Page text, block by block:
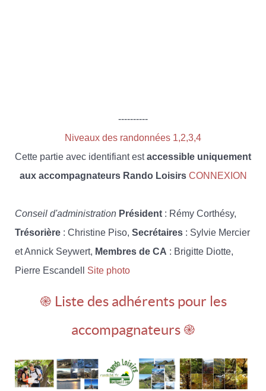
----------
Niveaux des randonnées 1,2,3,4
Cette partie avec identifiant estaccessible uniquement
aux accompagnateurs Rando Loisirs CONNEXION
Conseil d'administration Président : Rémy Corthésy,
Trésorière : Christine Piso, Secrétaires : Sylvie Mercier
et Annick Seywert, Membres de CA : Brigitte Diotte,
Pierre Escandell Site photo
֎ Liste des adhérents pour les
accompagnateurs ֎